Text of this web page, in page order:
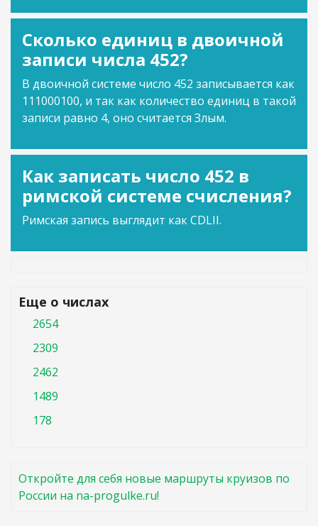
Сколько единиц в двоичной
записи числа 452?
В двоичной системе число 452 записывается как
111000100, и так как количество единиц в такой
записи равно 4, оно считается Злым.
Как записать число 452 в
римской системе счисления?
Римская запись выглядит как CDLII.
Еще о числах
2654
2309
2462
1489
178
Откройте для себя новые маршруты круизов по
России на na-progulke.ru!